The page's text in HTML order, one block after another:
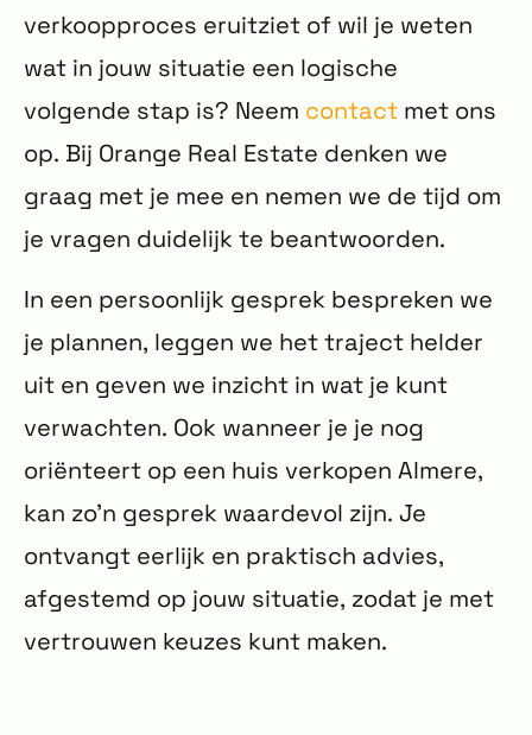
verkoopproces eruitziet of wil je weten
wat in jouw situatie een logische
volgende stap is? Neem contact met ons
op. Bij Orange Real Estate denken we
graag met je mee en nemen we de tijd om
je vragen duidelijk te beantwoorden.
In een persoonlijk gesprek bespreken we
je plannen, leggen we het traject helder
uit en geven we inzicht in wat je kunt
verwachten. Ook wanneer je je nog
oriënteert op een huis verkopen Almere,
kan zo’n gesprek waardevol zijn. Je
ontvangt eerlijk en praktisch advies,
afgestemd op jouw situatie, zodat je met
vertrouwen keuzes kunt maken.